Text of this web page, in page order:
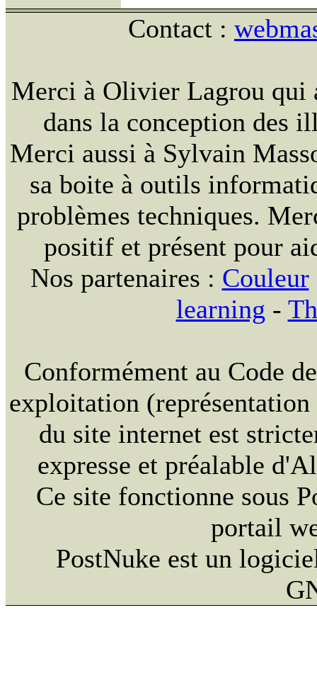
Contact :
Merci à Olivier Lagrou qui
dans la conception des
Merci aussi à Sylvain
sa boite à outils
problèmes techniques.
positif et présent pour
Nos partenaires : Couleur
learning -
Conformément au Code
exploitation
du site internet est
expresse et préalable
Ce site fonctionne sous
portail
PostNuke est un